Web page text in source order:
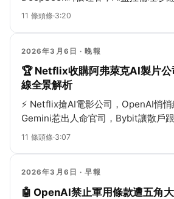
Python裝飾器教你花式提速...
11 條頭條·3:20
2026年3月6日 · 晚報
🏆 Netflix收購阿弗萊克AI製片公
線全景解析
⚡ Netflix搶AI電影公司，OpenAI悄悄
Gemini惹出人命官司，Bybit讓散戶
世界模型奔向AGI，本地隱私代理也來
11 條頭條·3:07
2026年3月6日 · 早報
🤖 OpenAI禁止軍用條款遭五角